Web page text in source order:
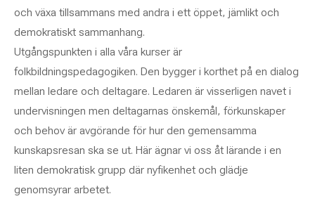
och växa tillsammans med andra i ett öppet, jämlikt och
demokratiskt sammanhang.
Utgångspunkten i alla våra kurser är
folkbildningspedagogiken. Den bygger i korthet på en dialog
mellan ledare och deltagare. Ledaren är visserligen navet i
undervisningen men deltagarnas önskemål, förkunskaper
och behov är avgörande för hur den gemensamma
kunskapsresan ska se ut. Här ägnar vi oss åt lärande i en
liten demokratisk grupp där nyfikenhet och glädje
genomsyrar arbetet.